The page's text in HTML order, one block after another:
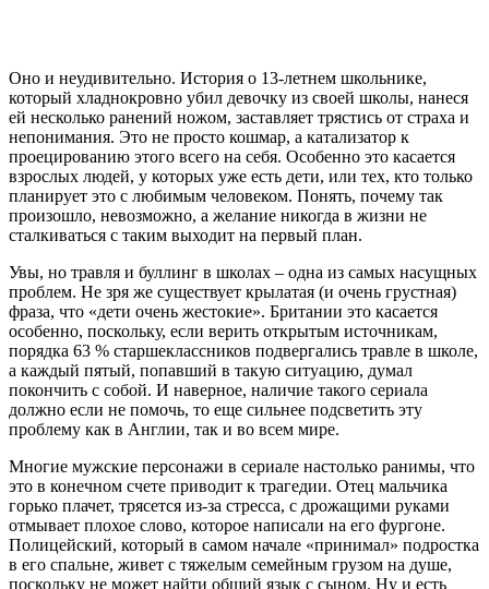
Оно и неудивительно. История о 13-летнем школьнике,
который хладнокровно убил девочку из своей школы, нанеся
ей несколько ранений ножом, заставляет трястись от страха и
непонимания. Это не просто кошмар, а катализатор к
проецированию этого всего на себя. Особенно это касается
взрослых людей, у которых уже есть дети, или тех, кто только
планирует это с любимым человеком. Понять, почему так
произошло, невозможно, а желание никогда в жизни не
сталкиваться с таким выходит на первый план.
Увы, но травля и буллинг в школах – одна из самых насущных
проблем. Не зря же существует крылатая (и очень грустная)
фраза, что «дети очень жестокие». Британии это касается
особенно, поскольку, если верить открытым источникам,
порядка 63 % старшеклассников подвергались травле в школе,
а каждый пятый, попавший в такую ситуацию, думал
покончить с собой. И наверное, наличие такого сериала
должно если не помочь, то еще сильнее подсветить эту
проблему как в Англии, так и во всем мире.
Многие мужские персонажи в сериале настолько ранимы, что
это в конечном счете приводит к трагедии. Отец мальчика
горько плачет, трясется из-за стресса, с дрожащими руками
отмывает плохое слово, которое написали на его фургоне.
Полицейский, который в самом начале «принимал» подростка
в его спальне, живет с тяжелым семейным грузом на душе,
поскольку не может найти общий язык с сыном. Ну и есть